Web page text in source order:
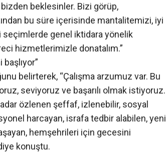
beklesinler. Bizi görüp,
bu süre içerisinde mantalitemizi, iyi
genel iktidara yönelik
hizmetlerimizle donatalım.”
belirterek, “Çalışma arzumuz var. Bu
seviyoruz ve başarılı olmak istiyoruz.
özlenen şeffaf, izlenebilir, sosyal
harcayan, israfa tedbir alabilen, yeni
hemşehrileri için gecesini
konuştu.